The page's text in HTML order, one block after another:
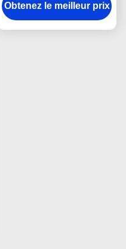
Debossing Logo Car
Key Ring Holder
Obtenez le meilleur prix